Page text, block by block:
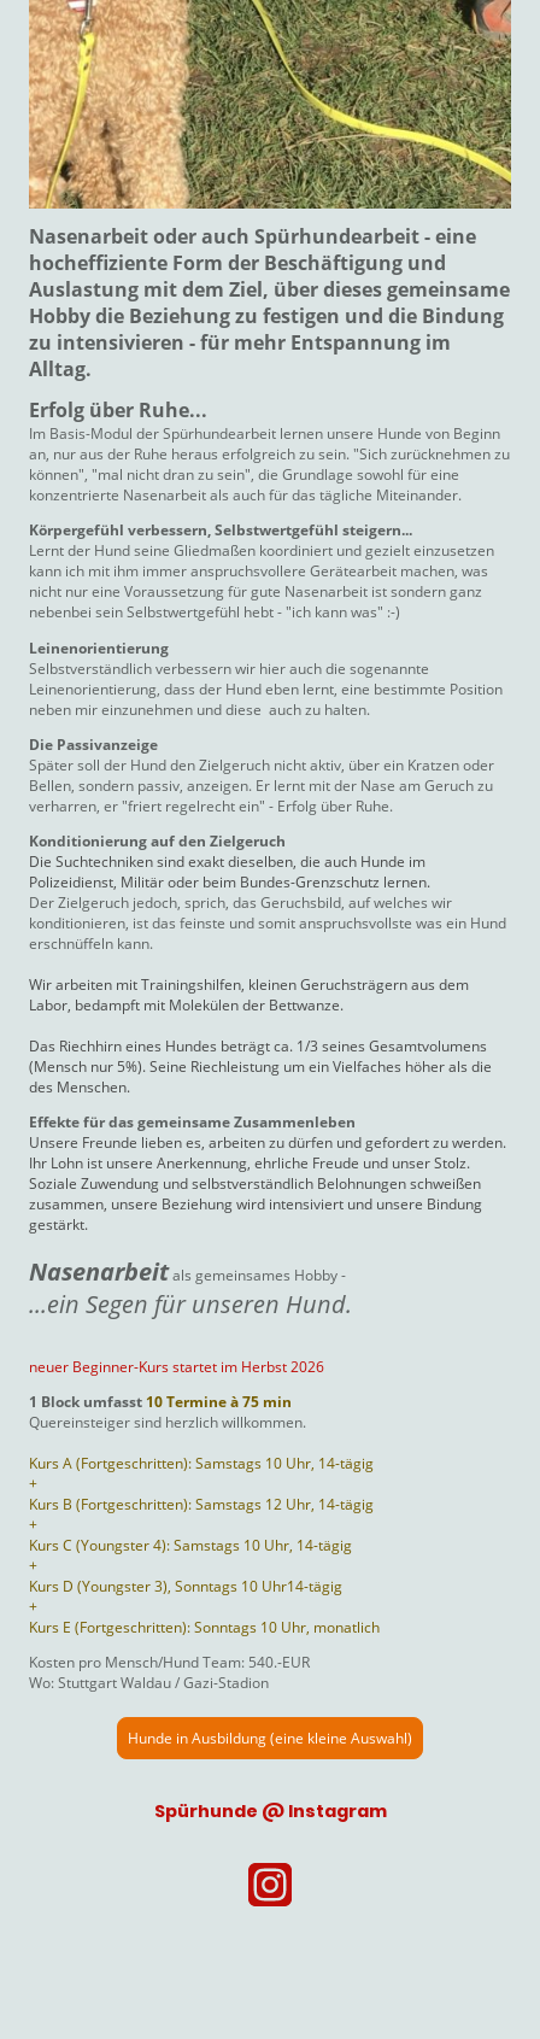
Nasenarbeit oder auch Spürhundearbeit - eine
hocheffiziente Form der Beschäftigung und
Auslastung mit dem Ziel, über dieses gemeinsame
Hobby die Beziehung zu festigen und die Bindung
zu intensivieren - für mehr Entspannung im
Alltag.
Erfolg über Ruhe...
Im Basis-Modul der Spürhundearbeit lernen unsere Hunde von Beginn
an, nur aus der Ruhe heraus erfolgreich zu sein. "Sich zurücknehmen zu
können", "mal nicht dran zu sein", die Grundlage sowohl für eine
konzentrierte Nasenarbeit als auch für das tägliche Miteinander.
Körpergefühl verbessern, Selbstwertgefühl steigern...
Lernt der Hund seine Gliedmaßen koordiniert und gezielt einzusetzen
kann ich mit ihm immer anspruchsvollere Gerätearbeit machen, was
nicht nur eine Voraussetzung für gute Nasenarbeit ist sondern ganz
nebenbei sein Selbstwertgefühl hebt - "ich kann was" :-)
Leinenorientierung
Selbstverständlich verbessern wir hier auch die sogenannte
Leinenorientierung, dass der Hund eben lernt, eine bestimmte Position
neben mir einzunehmen und diese auch zu halten.
Die Passivanzeige
Später soll der Hund den Zielgeruch nicht aktiv, über ein Kratzen oder
Bellen, sondern passiv, anzeigen. Er lernt mit der Nase am Geruch zu
verharren, er "friert regelrecht ein" - Erfolg über Ruhe.
Konditionierung auf den Zielgeruch
Die Suchtechniken sind exakt dieselben, die auch Hunde im
Polizeidienst, Militär oder beim Bundes-Grenzschutz lernen.
Der Zielgeruch jedoch, sprich, das Geruchsbild, auf welches wir
konditionieren, ist das feinste und somit anspruchsvollste was ein Hund
erschnüffeln kann.
Wir arbeiten mit Trainingshilfen, kleinen Geruchsträgern aus dem
Labor, bedampft mit Molekülen der Bettwanze.
Das Riechhirn eines Hundes beträgt ca. 1/3 seines Gesamtvolumens
(Mensch nur 5%). Seine Riechleistung um ein Vielfaches höher als die
des Menschen.
Effekte für das gemeinsame Zusammenleben
Unsere Freunde lieben es, arbeiten zu dürfen und gefordert zu werden.
Ihr Lohn ist unsere Anerkennung, ehrliche Freude und unser Stolz.
Soziale Zuwendung und selbstverständlich Belohnungen schweißen
zusammen, unsere Beziehung wird intensiviert und unsere Bindung
gestärkt.
Nasenarbeitals gemeinsames Hobby -
...ein Segen für unseren Hund.
neuer Beginner-Kurs startet im Herbst 2026
1 Block umfasst 10 Termine à 75 min
Quereinsteiger sind herzlich willkommen.
Kurs A (Fortgeschritten): Samstags 10 Uhr, 14-tägig
+
Kurs B (Fortgeschritten): Samstags 12 Uhr, 14-tägig
+
Kurs C (Youngster 4): Samstags 10 Uhr, 14-tägig
+
Kurs D (Youngster 3), Sonntags 10 Uhr14-tägig
+
Kurs E (Fortgeschritten): Sonntags 10 Uhr, monatlich
Kosten pro Mensch/Hund Team: 540.-EUR
Wo: Stuttgart Waldau / Gazi-Stadion
Hunde in Ausbildung (eine kleine Auswahl)
Spürhunde @ Instagram